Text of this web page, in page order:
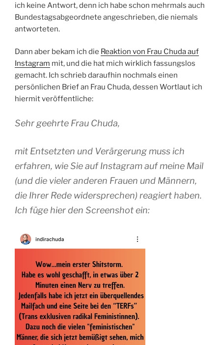
ich keine Antwort, denn ich habe schon mehrmals auch
Bundestagsabgeordnete angeschrieben, die niemals
antworteten.
Dann aber bekam ich die Reaktion von Frau Chuda auf
Instagram mit, und die hat mich wirklich fassungslos
gemacht. Ich schrieb daraufhin nochmals einen
persönlichen Brief an Frau Chuda, dessen Wortlaut ich
hiermit veröffentliche:
Sehr geehrte Frau Chuda,
mit Entsetzten und Verärgerung muss ich
erfahren, wie Sie auf Instagram auf meine Mail
(und die vieler anderen Frauen und Männern,
die Ihrer Rede widersprechen) reagiert haben.
Ich füge hier den Screenshot ein: